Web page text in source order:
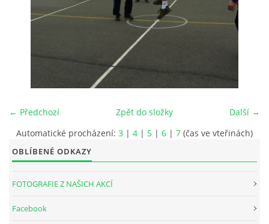
KONTAKTY
← Předchozí Další →
Zpět do složky
Automatické procházení: 3 | 4 | 5 | 6 | 7 (čas ve vteřinách)
OBLÍBENÉ ODKAZY
FOTOGRAFIE Z NAŠICH AKCÍ
Facebook